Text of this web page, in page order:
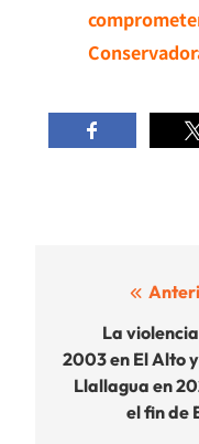
entradas
La
2003 en El Alto
Llallagua en
el fin de